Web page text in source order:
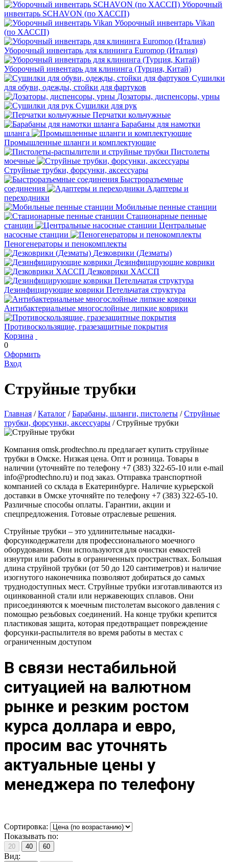
Уборочный
инвентарь SCHAVON (по ХАССП)
Уборочный инвентарь Vikan
(по ХАССП)
Уборочный инвентарь для клининга Euromop (Италия)
Уборочный инвентарь для клининга (Турция, Китай)
Сушилки
для обуви, одежды, стойки для фартуков
Дозаторы, диспенсоры, урны
Сушилки для рук
Перчатки кольчужные
Барабаны для намотки
шланга
Промышленные шланги и комплектующие
Пистолеты
моечные
Струйные трубки, форсунки, аксессуары
Быстроразъемные
соединения
Адаптеры и
переходники
Мобильные пенные станции
Стационарные пенные
станции
Центральные
насосные станции
Пеногенераторы и пенокомплекты
Дезковрики (Дезматы)
Дезинфицирующие коврики
Дезковрики ХАССП
Дезинфицирующие коврики Петельчатая структура
Антибактериальные многослойные липкие коврики
Противоскользящие, гразезащитные покрытия
Корзина
0
Оформить
Вход
Струйные трубки
Главная / Каталог / Барабаны, шланги, пистолеты / Струйные
трубки, форсунки, аксессуары / Струйные трубки
Компания omsk.prodtechno.ru предлагает купить струйные
трубки в Омске. Низкая цена. Опт и розница. Товары в
наличии (уточняйте по телефону +7 (383) 322-65-10 или e-mail
info@prodtechno.ru) и под заказ. Отправка транспортной
компанией со склада в Екатеринбурге. Наличие курьерской
доставки в Омске уточняйте по телефону +7 (383) 322-65-10.
Различные способы оплаты. Гарантии, акции и
спецпредложения. Готовые отраслевые решения.
Струйные трубки – это удлинительные насадки-
форсункодержатели для профессионального моечного
оборудования. Они используются для очистки емкостей
изнутри или работы в ограниченных пространствах. Большая
длина струйной трубки (от 50 до 120 сантиметров) и наличие
изогнутого наконечника позволяют добираться до самых
труднодоступных мест. Струйные трубки изготавливаются из
оцинкованной стали или нержавеющих сплавов. Они
присоединяются к моечным пистолетам высокого давления с
помощью резьбовых соединений. На конце трубки крепится
пластиковая защита, которая предотвращает повреждение
форсунки-распылителя во время работы в местах с
ограниченным доступом
В связи нестабильной
ситуацией на валютном
рынке и резким ростом
курса доллара и евро,
просим вас уточнять
актуальные цены у
менеджера по телефону
Сортировка:
Показывать по:
20 40 60
Вид: